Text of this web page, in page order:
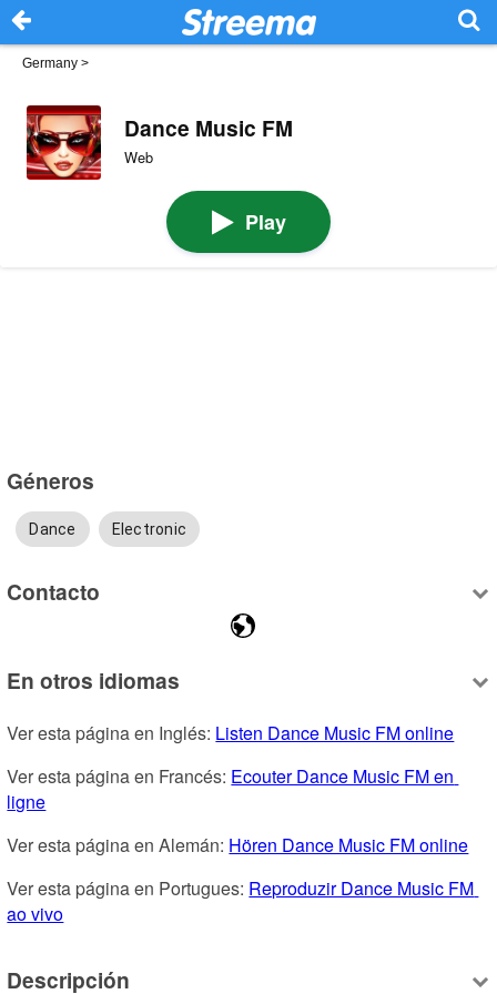
Germany >
Dance Music FM
Web
Play
Géneros
Dance Electronic
Contacto
En otros idiomas
Ver esta página en Inglés: Listen Dance Music FM online
Ver esta página en Francés: Ecouter Dance Music FM en
ligne
Ver esta página en Alemán: Hören Dance Music FM online
Ver esta página en Portugues: Reproduzir Dance Music FM
ao vivo
Descripción